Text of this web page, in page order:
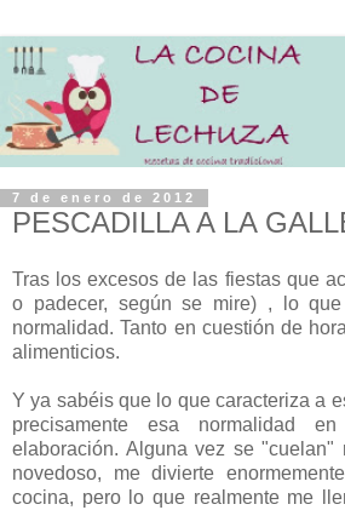
7 de enero de 2012
PESCADILLA A LA
Tras los excesos de las fiestas que
o padecer, según se mire) , lo
normalidad. Tanto en cuestión de
alimenticios.
Y ya sabéis que lo que caracteriza a
precisamente esa normalidad
elaboración. Alguna vez se "cuelan"
novedoso, me divierte
cocina, pero lo que realmente me